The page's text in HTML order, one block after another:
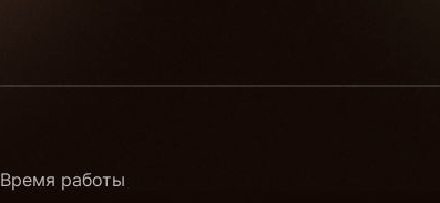
Время работы